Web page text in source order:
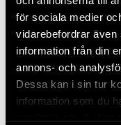
för sociala medier
vidarebefordrar även
information från din
annons- och
Dessa kan i sin tur
information som du
Fragment ur
kvinnoröster. De talar
och en sjö där man
rör de sig runt frågor
varandra.